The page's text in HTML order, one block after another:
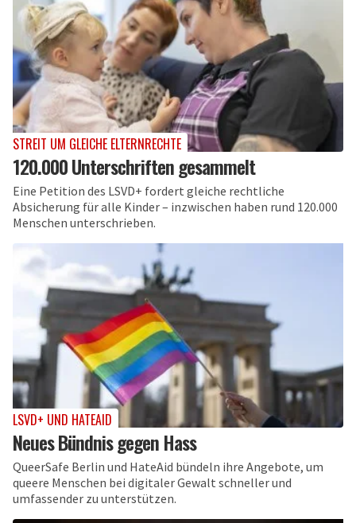
STREIT UM GLEICHE ELTERNRECHTE
120.000 Unterschriften gesammelt
Eine Petition des LSVD+ fordert gleiche rechtliche
Absicherung für alle Kinder – inzwischen haben rund 120.000
Menschen unterschrieben.
LSVD+ UND HATEAID
Neues Bündnis gegen Hass
QueerSafe Berlin und HateAid bündeln ihre Angebote, um
queere Menschen bei digitaler Gewalt schneller und
umfassender zu unterstützen.